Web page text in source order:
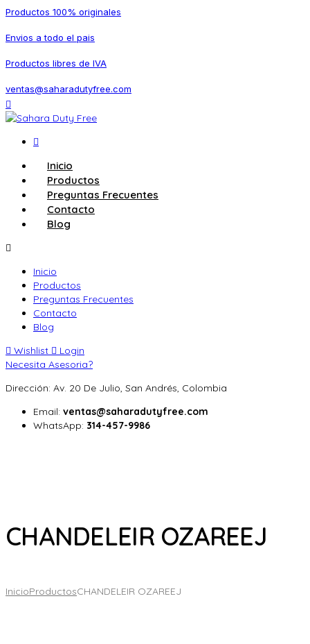
Productos 100% originales
Envios a todo el pais
Productos libres de IVA
ventas@saharadutyfree.com
Inicio
Productos
Preguntas Frecuentes
Contacto
Blog
Inicio
Productos
Preguntas Frecuentes
Contacto
Blog
Wishlist
Login
Necesita Asesoria?
Dirección: Av. 20 De Julio, San Andrés, Colombia
Email: ventas@saharadutyfree.com
WhatsApp: 314-457-9986
CHANDELEIR OZAREEJ
InicioProductosCHANDELEIR OZAREEJ